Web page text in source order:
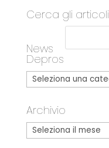
Cerca gli articoli
News
Depros
Archivio